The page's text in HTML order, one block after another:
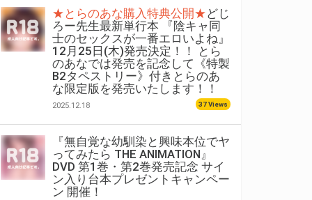
★とらのあな購入特典公開★どじ
ろー先生最新単行本 『陰キャ同
士のセックスが一番エロいよね』
12月25日(木)発売決定！！ とら
のあなでは発売を記念して《特製
B2タペストリー》付きとらのあ
な限定版を発売いたします！！
2025.12.18 37 Views
『無自覚な幼馴染と興味本位でヤ
ってみたら THE ANIMATION』
DVD 第1巻・第2巻発売記念 サイ
ン入り台本プレゼントキャンペー
ン 開催！